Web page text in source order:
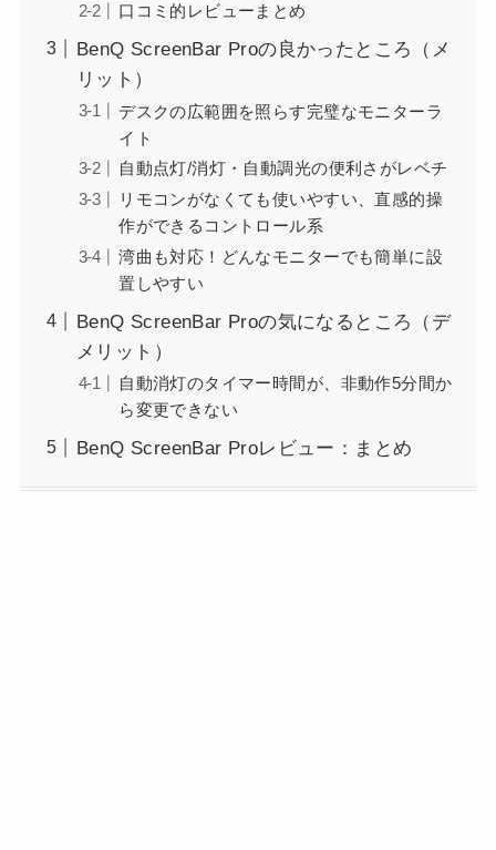
口コミ的レビューまとめ
BenQ ScreenBar Proの良かったところ（メ
リット）
デスクの広範囲を照らす完璧なモニターラ
イト
自動点灯/消灯・自動調光の便利さがレベチ
リモコンがなくても使いやすい、直感的操
作ができるコントロール系
湾曲も対応！どんなモニターでも簡単に設
置しやすい
BenQ ScreenBar Proの気になるところ（デ
メリット）
自動消灯のタイマー時間が、非動作5分間か
ら変更できない
BenQ ScreenBar Proレビュー：まとめ